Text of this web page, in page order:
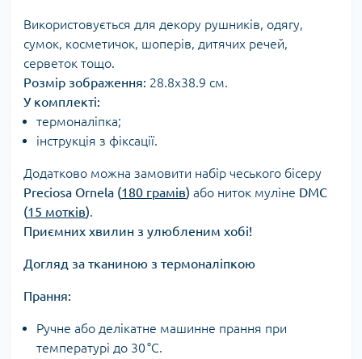
Використовується для декору рушників, одягу,
сумок, косметичок, шоперів, дитячих речей,
серветок тощо.
Розмір зображення: 28.8х38.9 см.
У комплекті:
термоналіпка;
інструкція з фіксації.
Додатково можна замовити набір чеського бісеру
Preciosa Ornela (180 грамів) або ниток муліне DMC
(15 мотків).
Приємних хвилин з улюбленим хобі!
Догляд за тканиною з термоналіпкою
Прання:
Ручне або делікатне машинне прання при
температурі до 30 °C.